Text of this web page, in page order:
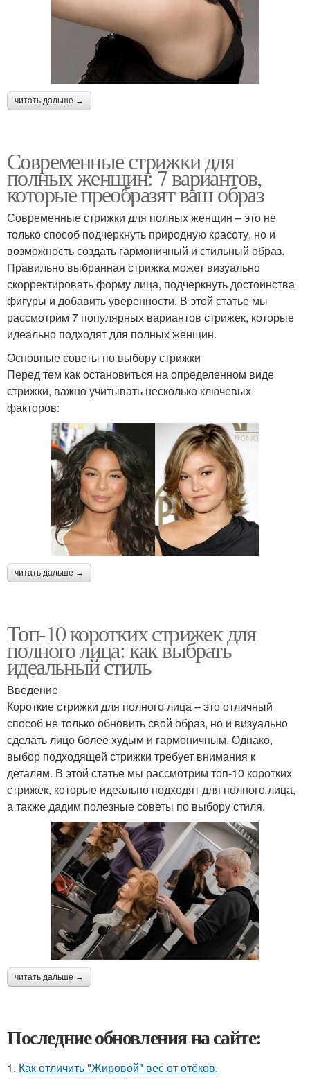
читать дальше →
Современные стрижки для
полных женщин: 7 вариантов,
которые преобразят ваш образ
Современные стрижки для полных женщин – это не
только способ подчеркнуть природную красоту, но и
возможность создать гармоничный и стильный образ.
Правильно выбранная стрижка может визуально
скорректировать форму лица, подчеркнуть достоинства
фигуры и добавить уверенности. В этой статье мы
рассмотрим 7 популярных вариантов стрижек, которые
идеально подходят для полных женщин.
Основные советы по выбору стрижки
Перед тем как остановиться на определенном виде
стрижки, важно учитывать несколько ключевых
факторов:
читать дальше →
Топ-10 коротких стрижек для
полного лица: как выбрать
идеальный стиль
Введение
Короткие стрижки для полного лица – это отличный
способ не только обновить свой образ, но и визуально
сделать лицо более худым и гармоничным. Однако,
выбор подходящей стрижки требует внимания к
деталям. В этой статье мы рассмотрим топ-10 коротких
стрижек, которые идеально подходят для полного лица,
а также дадим полезные советы по выбору стиля.
читать дальше →
Последние обновления на сайте:
1. Как отличить "Жировой" вес от отёков.